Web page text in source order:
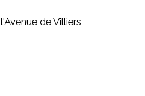
de Villiers